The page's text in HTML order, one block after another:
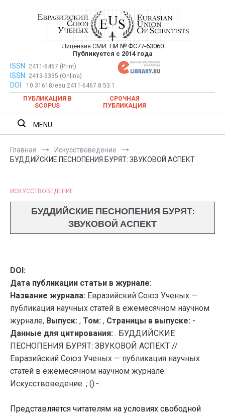
Евразийский Союз Ученых —
публикация научных статей в
ежемесячном научном журнале
Лицензия СМИ: ПИ № ФС77-63060
Публикуется с 2014 года
Евразийский Союз Ученых — публикация научных статей в
ежемесячном научном журнале
ISSN: 2411-6467 (Print)
ISSN: 2413-9335 (Online)
DOI:
10.31618/esu.2411-6467.8.53.1
ПУБЛИКАЦИЯ В
SCOPUS
СРОЧНАЯ
ПУБЛИКАЦИЯ
MENU
Главная
Искусствоведение
БУДДИЙСКИЕ ПЕСНОПЕНИЯ БУРЯТ: ЗВУКОВОЙ АСПЕКТ
ИСКУССТВОВЕДЕНИЕ
БУДДИЙСКИЕ ПЕСНОПЕНИЯ БУРЯТ:
ЗВУКОВОЙ АСПЕКТ
DOI:
Дата публикации статьи в журнале:
Название журнала: Евразийский Союз Ученых —
публикация научных статей в ежемесячном научном
журнале, Выпуск: , Том: , Страницы в выпуске: -
Данные для цитирования: . БУДДИЙСКИЕ
ПЕСНОПЕНИЯ БУРЯТ: ЗВУКОВОЙ АСПЕКТ //
Евразийский Союз Ученых — публикация научных
статей в ежемесячном научном журнале.
Искусствоведение. ; ():-.
Представляется читателям на условиях свободной